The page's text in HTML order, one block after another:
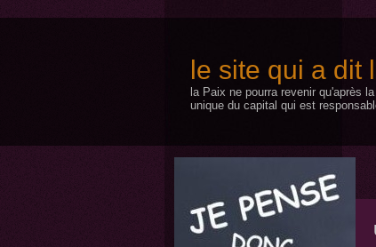
le site qui a dit
la Paix ne pourra revenir qu'après
unique du capital qui est